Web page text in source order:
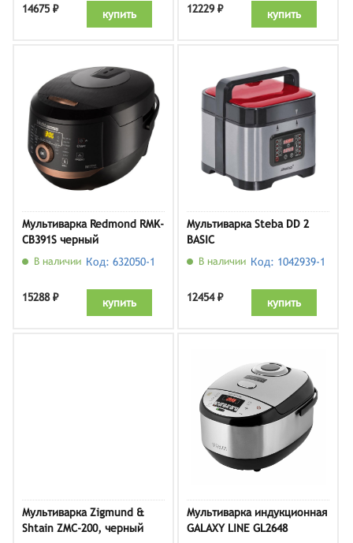
14675 ₽ купить 12229 ₽ купить
Мультиварка Redmond RMK-
CB391S черный
В наличии Код: 632050-1
15288 ₽ купить
Мультиварка Steba DD 2
BASIC
В наличии Код: 1042939-1
12454 ₽ купить
Мультиварка Zigmund &
Shtain ZMC-200, черный
Мультиварка индукционная
GALAXY LINE GL2648